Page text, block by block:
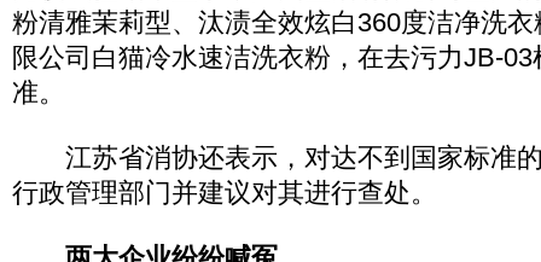
粉清雅茉莉型、汰渍全效炫白360度洁净洗
限公司白猫冷水速洁洗衣粉，在去污力JB-
准。
江苏省消协还表示，对达不到国家标准
行政管理部门并建议对其进行查处。